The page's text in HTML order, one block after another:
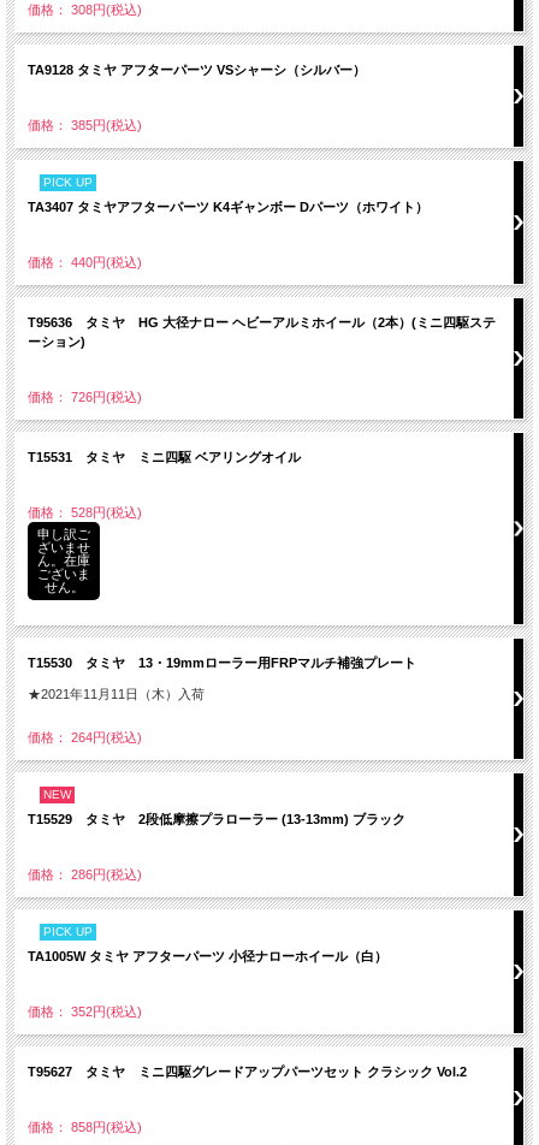
価格： 308円(税込)
TA9128 タミヤ アフターパーツ VSシャーシ（シルバー）
価格： 385円(税込)
PICK UP
TA3407 タミヤアフターパーツ K4ギャンボー Dパーツ（ホワイト）
価格： 440円(税込)
T95636 タミヤ HG 大径ナロー ヘビーアルミホイール（2本）(ミニ四駆ステ
ーション)
価格： 726円(税込)
T15531 タミヤ ミニ四駆 ベアリングオイル
価格： 528円(税込)
申し訳ご
ざいませ
ん。在庫
ございま
せん。
T15530 タミヤ 13・19mmローラー用FRPマルチ補強プレート
★2021年11月11日（木）入荷
価格： 264円(税込)
NEW
T15529 タミヤ 2段低摩擦プラローラー (13-13mm) ブラック
価格： 286円(税込)
PICK UP
TA1005W タミヤ アフターパーツ 小径ナローホイール（白）
価格： 352円(税込)
T95627 タミヤ ミニ四駆グレードアップパーツセット クラシック Vol.2
価格： 858円(税込)